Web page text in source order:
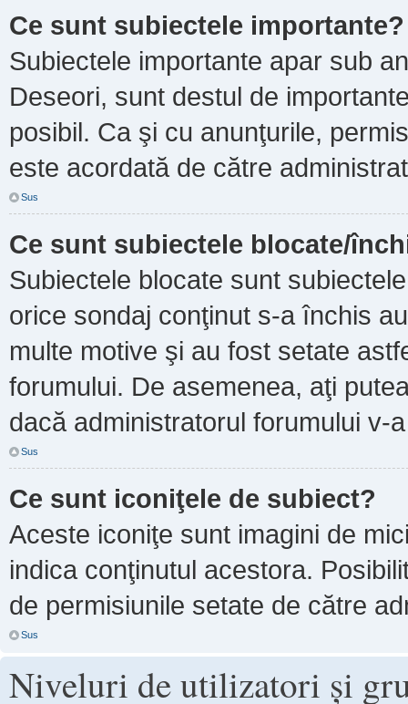
Ce sunt subiectele importante?
Subiectele importante apar sub
Deseori, sunt destul de
posibil. Ca şi cu anunţurile,
este acordată de către
Sus
Ce sunt subiectele blocate/
Subiectele blocate sunt
orice sondaj conţinut s-a închis
multe motive şi au fost setate
forumului. De asemenea, aţi
dacă administratorul forumului v-
Sus
Ce sunt iconiţele de subiect?
Aceste iconiţe sunt imagini de
indica conţinutul acestora.
de permisiunile setate de către
Sus
Niveluri de utilizatori şi